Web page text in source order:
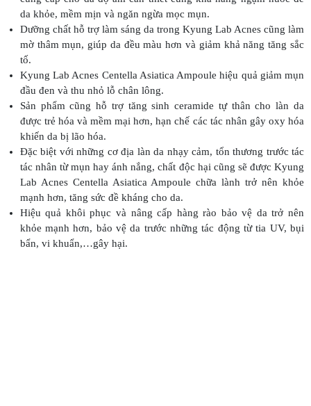
da khỏe, mềm mịn và ngăn ngừa mọc mụn.
Dưỡng chất hỗ trợ làm sáng da trong Kyung Lab Acnes cũng làm
mờ thâm mụn, giúp da đều màu hơn và giảm khả năng tăng sắc
tố.
Kyung Lab Acnes Centella Asiatica Ampoule hiệu quả giảm mụn
đầu đen và thu nhỏ lỗ chân lông.
Sản phẩm cũng hỗ trợ tăng sinh ceramide tự thân cho làn da
được trẻ hóa và mềm mại hơn, hạn chế các tác nhân gây oxy hóa
khiến da bị lão hóa.
Đặc biệt với những cơ địa làn da nhạy cảm, tổn thương trước tác
tác nhân từ mụn hay ánh nắng, chất độc hại cũng sẽ được Kyung
Lab Acnes Centella Asiatica Ampoule chữa lành trở nên khỏe
mạnh hơn, tăng sức đề kháng cho da.
Hiệu quả khôi phục và nâng cấp hàng rào bảo vệ da trở nên
khỏe mạnh hơn, bảo vệ da trước những tác động từ tia UV, bụi
bẩn, vi khuẩn,…gây hại.